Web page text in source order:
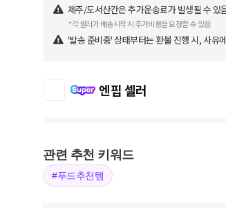
제주/도서산간은 추가운송료가 발생될 수 있
*각 셀러가 배송시작 시 추가비용을 요청할 수 있음
'발송 준비중' 상태부터는 환불 진행 시, 사유
엔핍 셀러
관련 추천 키워드
#푸드추천템